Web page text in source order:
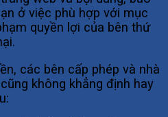
ở việc phù hợp với mục
quyền lợi của bên thứ
các bên cấp phép và nhà
không khẳng định hay